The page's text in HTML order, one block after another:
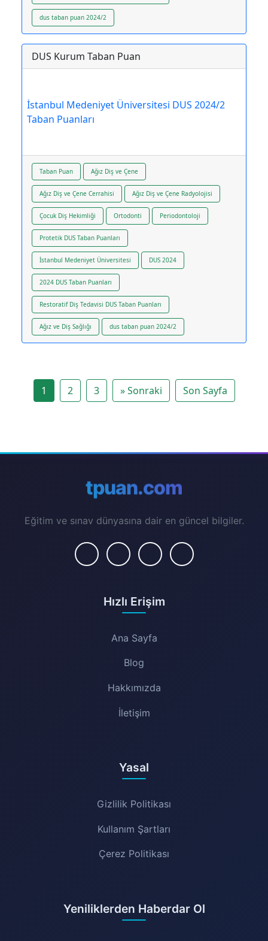
dus taban puan 2024/2
DUS Kurum Taban Puan
İstanbul Medeniyet Üniversitesi DUS 2024/2
Taban Puanları
Taban Puan Ağız Diş ve Çene
Ağız Diş ve Çene Cerrahisi Ağız Diş ve Çene Radyolojisi
Çocuk Diş Hekimliği Ortodonti Periodontoloji
Protetik DUS Taban Puanları
İstanbul Medeniyet Üniversitesi DUS 2024
2024 DUS Taban Puanları
Restoratif Diş Tedavisi DUS Taban Puanları
Ağız ve Diş Sağlığı dus taban puan 2024/2
1 2 3 » Sonraki Son Sayfa
tpuan.com
Eğitim ve sınav dünyasına dair en güncel bilgiler.
Hızlı Erişim
Ana Sayfa
Blog
Hakkımızda
İletişim
Yasal
Gizlilik Politikası
Kullanım Şartları
Çerez Politikası
Yeniliklerden Haberdar Ol